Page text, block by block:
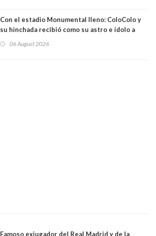
Con el estadio Monumental lleno: ColoColo y
su hinchada recibió como su astro e ídolo a
06 August 2026
Famoso exjugador del Real Madrid y de la